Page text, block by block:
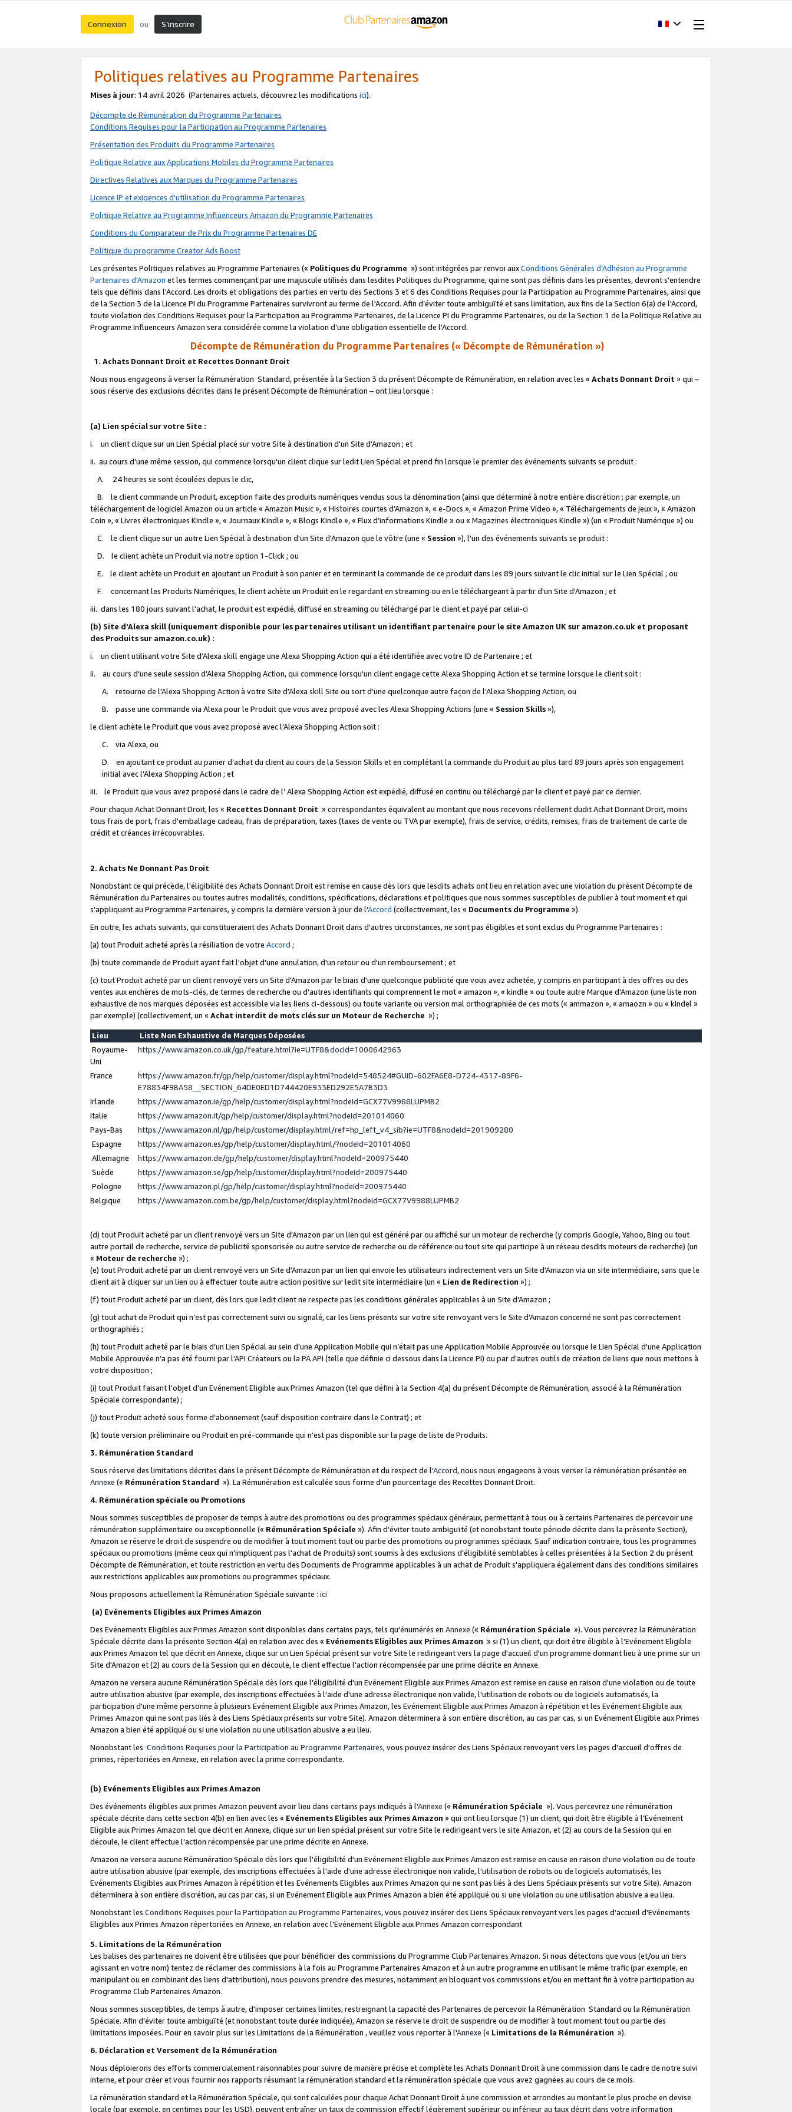
Connexion ou S’inscrire
Politiques relatives au Programme Partenaires
Mises à jour: 14 avril 2026 (Partenaires actuels, découvrez les modifications ici).
Décompte de Rémunération du Programme Partenaires
Conditions Requises pour la Participation au Programme Partenaires
Présentation des Produits du Programme Partenaires
Politique Relative aux Applications Mobiles du Programme Partenaires
Directives Relatives aux Marques du Programme Partenaires
Licence IP et exigences d'utilisation du Programme Partenaires
Politique Relative au Programme Influenceurs Amazon du Programme Partenaires
Conditions du Comparateur de Prix du Programme Partenaires DE
Politique du programme Creator Ads Boost
Les présentes Politiques relatives au Programme Partenaires (« Politiques du Programme ») sont intégrées par renvoi auxConditions Générales d’Adhésion au Programme
Partenaires d'Amazon et les termes commençant par une majuscule utilisés dans lesdites Politiques du Programme, qui ne sont pas définis dans les présentes, devront s'entendre
tels que définis dans l'Accord. Les droits et obligations des parties en vertu des Sections 3 et 6 des Conditions Requises pour la Participation au Programme Partenaires, ainsi que
de la Section 3 de la Licence PI du Programme Partenaires survivront au terme de l'Accord. Afin d’éviter toute ambiguïté et sans limitation, aux fins de la Section 6(a) de l'Accord,
toute violation des Conditions Requises pour la Participation au Programme Partenaires, de la Licence PI du Programme Partenaires, ou de la Section 1 de la Politique Relative au
Programme Influenceurs Amazon sera considérée comme la violation d’une obligation essentielle de l'Accord.
Décompte de Rémunération du Programme Partenaires (« Décompte de Rémunération »)
1. Achats Donnant Droit et Recettes Donnant Droit
Nous nous engageons à verser la Rémunération Standard, présentée à la Section 3 du présent Décompte de Rémunération, en relation avec les « Achats Donnant Droit » qui –
sous réserve des exclusions décrites dans le présent Décompte de Rémunération – ont lieu lorsque :
(a) Lien spécial sur votre Site :
i. un client clique sur un Lien Spécial placé sur votre Site à destination d'un Site d'Amazon ; et
ii. au cours d'une même session, qui commence lorsqu'un client clique sur ledit Lien Spécial et prend fin lorsque le premier des événements suivants se produit :
A. 24 heures se sont écoulées depuis le clic,
B. le client commande un Produit, exception faite des produits numériques vendus sous la dénomination (ainsi que déterminé à notre entière discrétion ; par exemple, un
téléchargement de logiciel Amazon ou un article « Amazon Music », « Histoires courtes d’Amazon », « e-Docs », « Amazon Prime Video », « Téléchargements de jeux », « Amazon
Coin », « Livres électroniques Kindle », « Journaux Kindle », « Blogs Kindle », « Flux d’informations Kindle » ou « Magazines électroniques Kindle ») (un « Produit Numérique ») ou
C. le client clique sur un autre Lien Spécial à destination d'un Site d'Amazon que le vôtre (une « Session »), l'un des événements suivants se produit :
D. le client achète un Produit via notre option 1-Click ; ou
E. le client achète un Produit en ajoutant un Produit à son panier et en terminant la commande de ce produit dans les 89 jours suivant le clic initial sur le Lien Spécial ; ou
F. concernant les Produits Numériques, le client achète un Produit en le regardant en streaming ou en le téléchargeant à partir d'un Site d'Amazon ; et
iii. dans les 180 jours suivant l'achat, le produit est expédié, diffusé en streaming ou téléchargé par le client et payé par celui-ci
(b) Site d'Alexa skill (uniquement disponible pour les partenaires utilisant un identifiant partenaire pour le site Amazon UK sur amazon.co.uk et proposant
des Produits sur amazon.co.uk) :
i. un client utilisant votre Site d'Alexa skill engage une Alexa Shopping Action qui a été identifiée avec votre ID de Partenaire ; et
ii. au cours d'une seule session d'Alexa Shopping Action, qui commence lorsqu'un client engage cette Alexa Shopping Action et se termine lorsque le client soit :
A. retourne de l'Alexa Shopping Action à votre Site d'Alexa skill Site ou sort d'une quelconque autre façon de l'Alexa Shopping Action, ou
B. passe une commande via Alexa pour le Produit que vous avez proposé avec les Alexa Shopping Actions (une « Session Skills»),
le client achète le Produit que vous avez proposé avec l'Alexa Shopping Action soit :
C. via Alexa, ou
D. en ajoutant ce produit au panier d'achat du client au cours de la Session Skills et en complétant la commande du Produit au plus tard 89 jours après son engagement
initial avec l'Alexa Shopping Action ; et
iii. le Produit que vous avez proposé dans le cadre de l' Alexa Shopping Action est expédié, diffusé en continu ou téléchargé par le client et payé par ce dernier.
Pour chaque Achat Donnant Droit, les « Recettes Donnant Droit » correspondantes équivalent au montant que nous recevons réellement dudit Achat Donnant Droit, moins
tous frais de port, frais d'emballage cadeau, frais de préparation, taxes (taxes de vente ou TVA par exemple), frais de service, crédits, remises, frais de traitement de carte de
crédit et créances irrécouvrables.
2. Achats Ne Donnant Pas Droit
Nonobstant ce qui précède, l'éligibilité des Achats Donnant Droit est remise en cause dès lors que lesdits achats ont lieu en relation avec une violation du présent Décompte de
Rémunération du Partenaires ou toutes autres modalités, conditions, spécifications, déclarations et politiques que nous sommes susceptibles de publier à tout moment et qui
s'appliquent au Programme Partenaires, y compris la dernière version à jour de l'Accord (collectivement, les « Documents du Programme »).
En outre, les achats suivants, qui constitueraient des Achats Donnant Droit dans d'autres circonstances, ne sont pas éligibles et sont exclus du Programme Partenaires :
(a) tout Produit acheté après la résiliation de votre Accord ;
(b) toute commande de Produit ayant fait l'objet d'une annulation, d'un retour ou d'un remboursement ; et
(c) tout Produit acheté par un client renvoyé vers un Site d'Amazon par le biais d'une quelconque publicité que vous avez achetée, y compris en participant à des offres ou des
ventes aux enchères de mots-clés, de termes de recherche ou d'autres identifiants qui comprennent le mot « amazon », « kindle » ou toute autre Marque d'Amazon (une liste non
exhaustive de nos marques déposées est accessible via les liens ci-dessous) ou toute variante ou version mal orthographiée de ces mots (« ammazon », « amaozn » ou « kindel »
par exemple) (collectivement, un « Achat interdit de mots clés sur un Moteur de Recherche ») ;
Lieu
Liste Non Exhaustive de Marques Déposées
Royaume-
Uni
https://www.amazon.co.uk/gp/feature.html?ie=UTF8&docId=1000642963
France
https://www.amazon.fr/gp/help/customer/display.html?nodeId=548524#GUID-602FA6E8-D724-4317-89F6-
E78834F9BA58__SECTION_64DE0ED1D744420E933ED292E5A7B3D3
Irlande
https://www.amazon.ie/gp/help/customer/display.html?nodeId=GCX77V9988LUPMB2
Italie
https://www.amazon.it/gp/help/customer/display.html?nodeId=201014060
Pays-Bas
https://www.amazon.nl/gp/help/customer/display.html/ref=hp_left_v4_sib?ie=UTF8&nodeId=201909280
Espagne
https://www.amazon.es/gp/help/customer/display.html/?nodeId=201014060
Allemagne
https://www.amazon.de/gp/help/customer/display.html?nodeId=200975440
Suède
https://www.amazon.se/gp/help/customer/display.html?nodeId=200975440
Pologne
https://www.amazon.pl/gp/help/customer/display.html?nodeId=200975440
Belgique
https://www.amazon.com.be/gp/help/customer/display.html?nodeId=GCX77V9988LUPMB2
(d) tout Produit acheté par un client renvoyé vers un Site d'Amazon par un lien qui est généré par ou affiché sur un moteur de recherche (y compris Google, Yahoo, Bing ou tout
autre portail de recherche, service de publicité sponsorisée ou autre service de recherche ou de référence ou tout site qui participe à un réseau desdits moteurs de recherche) (un
« Moteur de recherche ») ;
(e) tout Produit acheté par un client renvoyé vers un Site d'Amazon par un lien qui envoie les utilisateurs indirectement vers un Site d'Amazon via un site intermédiaire, sans que le
client ait à cliquer sur un lien ou à effectuer toute autre action positive sur ledit site intermédiaire (un « Lien de Redirection ») ;
(f) tout Produit acheté par un client, dès lors que ledit client ne respecte pas les conditions générales applicables à un Site d'Amazon ;
(g) tout achat de Produit qui n’est pas correctement suivi ou signalé, car les liens présents sur votre site renvoyant vers le Site d’Amazon concerné ne sont pas correctement
orthographiés ;
(h) tout Produit acheté par le biais d’un Lien Spécial au sein d’une Application Mobile qui n’était pas une Application Mobile Approuvée ou lorsque le Lien Spécial d'une Application
Mobile Approuvée n’a pas été fourni par l’API Créateurs ou la PA API (telle que définie ci dessous dans la Licence PI) ou par d’autres outils de création de liens que nous mettons à
votre disposition ;
(i) tout Produit faisant l'objet d'un Evénement Eligible aux Primes Amazon (tel que défini à la Section 4(a) du présent Décompte de Rémunération, associé à la Rémunération
Spéciale correspondante) ;
(j) tout Produit acheté sous forme d'abonnement (sauf disposition contraire dans le Contrat) ; et
(k) toute version préliminaire ou Produit en pré-commande qui n’est pas disponible sur la page de liste de Produits.
3. Rémunération Standard
Sous réserve des limitations décrites dans le présent Décompte de Rémunération et du respect de l'Accord, nous nous engageons à vous verser la rémunération présentée en
Annexe (« Rémunération Standard »). La Rémunération est calculée sous forme d'un pourcentage des Recettes Donnant Droit.
4. Rémunération spéciale ou Promotions
Nous sommes susceptibles de proposer de temps à autre des promotions ou des programmes spéciaux généraux, permettant à tous ou à certains Partenaires de percevoir une
rémunération supplémentaire ou exceptionnelle (« Rémunération Spéciale »). Afin d'éviter toute ambiguïté (et nonobstant toute période décrite dans la présente Section),
Amazon se réserve le droit de suspendre ou de modifier à tout moment tout ou partie des promotions ou programmes spéciaux. Sauf indication contraire, tous les programmes
spéciaux ou promotions (même ceux qui n'impliquent pas l'achat de Produits) sont soumis à des exclusions d'éligibilité semblables à celles présentées à la Section 2 du présent
Décompte de Rémunération, et toute restriction en vertu des Documents de Programme applicables à un achat de Produit s'appliquera également dans des conditions similaires
aux restrictions applicables aux promotions ou programmes spéciaux.
Nous proposons actuellement la Rémunération Spéciale suivante : ici
(a) Evénements Eligibles aux Primes Amazon
Des Evénements Eligibles aux Primes Amazon sont disponibles dans certains pays, tels qu'énumérés en Annexe (« Rémunération Spéciale »). Vous percevrez la Rémunération
Spéciale décrite dans la présente Section 4(a) en relation avec des « Evénements Eligibles aux Primes Amazon » si (1) un client, qui doit être éligible à l'Evénement Eligible
aux Primes Amazon tel que décrit en Annexe, clique sur un Lien Spécial présent sur votre Site le redirigeant vers la page d'accueil d'un programme donnant lieu à une prime sur un
Site d'Amazon et (2) au cours de la Session qui en découle, le client effectue l'action récompensée par une prime décrite en Annexe.
Amazon ne versera aucune Rémunération Spéciale dès lors que l'éligibilité d'un Evénement Eligible aux Primes Amazon est remise en cause en raison d'une violation ou de toute
autre utilisation abusive (par exemple, des inscriptions effectuées à l'aide d'une adresse électronique non valide, l'utilisation de robots ou de logiciels automatisés, la
participation d'une même personne à plusieurs Evénement Eligible aux Primes Amazon, les Evénement Eligible aux Primes Amazon à répétition et les Evénement Eligible aux
Primes Amazon qui ne sont pas liés à des Liens Spéciaux présents sur votre Site). Amazon déterminera à son entière discrétion, au cas par cas, si un Evénement Eligible aux Primes
Amazon a bien été appliqué ou si une violation ou une utilisation abusive a eu lieu.
Nonobstant les Conditions Requises pour la Participation au Programme Partenaires, vous pouvez insérer des Liens Spéciaux renvoyant vers les pages d'accueil d'offres de
primes, répertoriées en Annexe, en relation avec la prime correspondante.
(b) Evénements Eligibles aux Primes Amazon
Des événements éligibles aux primes Amazon peuvent avoir lieu dans certains pays indiqués à l'Annexe (« Rémunération Spéciale »). Vous percevrez une rémunération
spéciale décrite dans cette section 4(b) en lien avec les « Evénements Eligibles aux Primes Amazon » qui ont lieu lorsque (1) un client, qui doit être éligible à l’Evénement
Eligible aux Primes Amazon tel que décrit en Annexe, clique sur un lien spécial présent sur votre Site le redirigeant vers le site Amazon, et (2) au cours de la Session qui en
découle, le client effectue l'action récompensée par une prime décrite en Annexe.
Amazon ne versera aucune Rémunération Spéciale dès lors que l'éligibilité d'un Evénement Eligible aux Primes Amazon est remise en cause en raison d'une violation ou de toute
autre utilisation abusive (par exemple, des inscriptions effectuées à l'aide d'une adresse électronique non valide, l'utilisation de robots ou de logiciels automatisés, les
Evénements Eligibles aux Primes Amazon à répétition et les Evénements Eligibles aux Primes Amazon qui ne sont pas liés à des Liens Spéciaux présents sur votre Site). Amazon
déterminera à son entière discrétion, au cas par cas, si un Evénement Eligible aux Primes Amazon a bien été appliqué ou si une violation ou une utilisation abusive a eu lieu.
Nonobstant les Conditions Requises pour la Participation au Programme Partenaires, vous pouvez insérer des Liens Spéciaux renvoyant vers les pages d'accueil d'Evénements
Eligibles aux Primes Amazon répertoriées en Annexe, en relation avec l’Evénement Eligible aux Primes Amazon correspondant
5. Limitations de la Rémunération
Les balises des partenaires ne doivent être utilisées que pour bénéficier des commissions du Programme Club Partenaires Amazon. Si nous détectons que vous (et/ou un tiers
agissant en votre nom) tentez de réclamer des commissions à la fois au Programme Partenaires Amazon et à un autre programme en utilisant le même trafic (par exemple, en
manipulant ou en combinant des liens d'attribution), nous pouvons prendre des mesures, notamment en bloquant vos commissions et/ou en mettant fin à votre participation au
Programme Club Partenaires Amazon.
Nous sommes susceptibles, de temps à autre, d'imposer certaines limites, restreignant la capacité des Partenaires de percevoir la Rémunération Standard ou la Rémunération
Spéciale. Afin d'éviter toute ambiguïté (et nonobstant toute durée indiquée), Amazon se réserve le droit de suspendre ou de modifier à tout moment tout ou partie des
limitations imposées. Pour en savoir plus sur les Limitations de la Rémunération , veuillez vous reporter à l'Annexe (« Limitations de la Rémunération »).
6. Déclaration et Versement de la Rémunération
Nous déploierons des efforts commercialement raisonnables pour suivre de manière précise et complète les Achats Donnant Droit à une commission dans le cadre de notre suivi
interne, et pour créer et vous fournir nos rapports résumant la rémunération standard et la rémunération spéciale que vous avez gagnées au cours de ce mois.
La rémunération standard et la Rémunération Spéciale, qui sont calculées pour chaque Achat Donnant Droit à une commission et arrondies au montant le plus proche en devise
locale (par exemple, en centimes pour les USD), peuvent entraîner un taux de commission effectif légèrement supérieur ou inférieur au taux décrit dans votre information